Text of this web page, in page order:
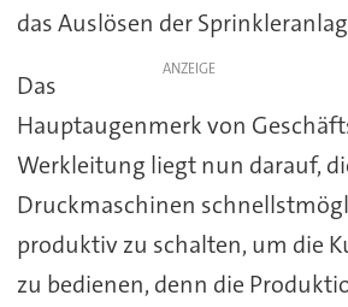
das Auslösen der
ANZEIGE
Das
Hauptaugenmerk von
Werkleitung liegt nun darauf,
Druckmaschinen
produktiv zu schalten, um die
zu bedienen, denn die